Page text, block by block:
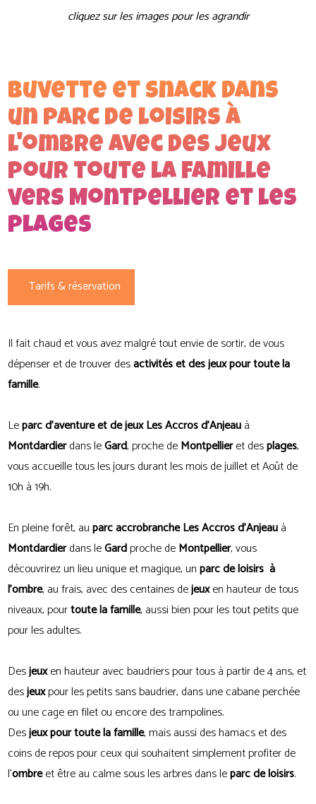
cliquez sur les images pour les agrandir
buvette et snack dans
un parc de loisirs à
l'ombre avec des jeux
pour toute la famille
vers Montpellier et les
plages
Tarifs & réservation
Il fait chaud et vous avez malgré tout envie de sortir, de vous
dépenser et de trouver desactivités et des jeux pour toute la
famille.
Leparc d'aventure et de jeux Les Accros d'Anjeauà
Montdardierdans leGard, proche deMontpellieret desplages,
vous accueille tous les jours durant les mois de juillet et Août de
10h à 19h.
En pleine forêt, auparc accrobranche Les Accros d'Anjeauà
Montdardierdans leGardproche deMontpellier, vous
découvrirez un lieu unique et magique, unparc de loisirs à
l'ombre, au frais, avec des centaines dejeuxen hauteur de tous
niveaux, pourtoute la famille, aussi bien pour les tout petits que
pour les adultes.
Desjeuxen hauteur avec baudriers pour tous à partir de 4 ans, et
desjeuxpour les petits sans baudrier, dans une cabane perchée
ou une cage en filet ou encore des trampolines.
Desjeux pour toute la famille, mais aussi des hamacs et des
coins de repos pour ceux qui souhaitent simplement profiter de
l'ombreet être au calme sous les arbres dans leparc de loisirs.